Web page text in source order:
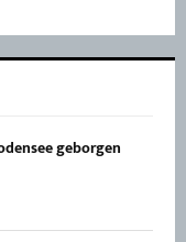
geborgen